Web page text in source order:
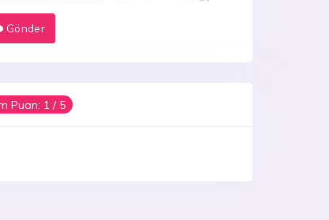
Gönder
Puan: 1 / 5